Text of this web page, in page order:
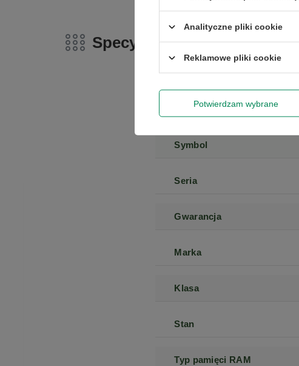
Specyfikacja
Marka
Symbol
Seria
Gwarancja
Marka
Klasa
Stan
Typ pamięci RAM
Analityczne pliki cookie
Reklamowe pliki cookie
Potwierdzam wybrane